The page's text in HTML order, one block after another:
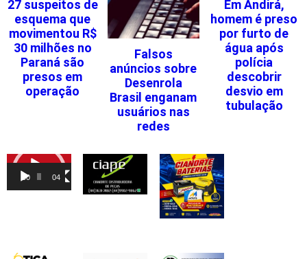
27 suspeitos de
esquema que
movimentou R$
30 milhões no
Paraná são
presos em
operação
Falsos
anúncios sobre
Desenrola
Brasil enganam
usuários nas
redes
Em Andirá,
homem é preso
por furto de
água após
polícia
descobrir
desvio em
tubulação
Tocador
vídeo
00:00 04:46